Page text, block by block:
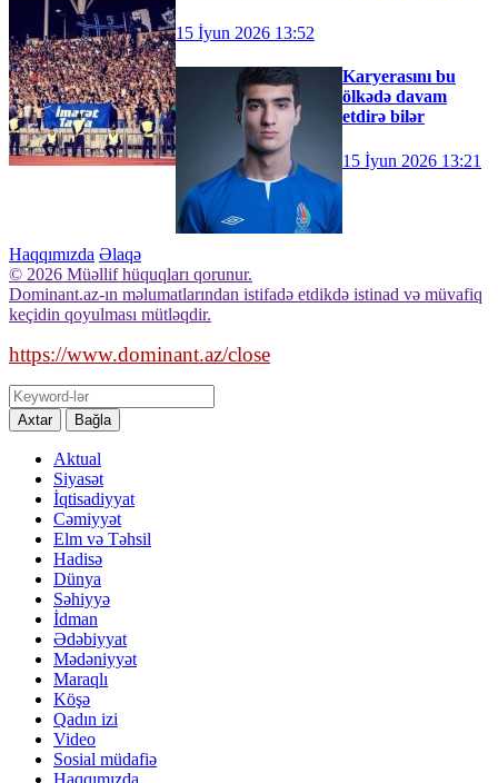
15 İyun 2026 13:52
Karyerasını bu
ölkədə davam
etdirə bilər
15 İyun 2026 13:21
Haqqımızda Əlaqə
© 2026 Müəllif hüquqları qorunur.
Dominant.az-ın məlumatlarından istifadə etdikdə istinad və müvafiq
keçidin qoyulması mütləqdir.
https://www.dominant.az/close
Axtar Bağla
Aktual
Siyasət
İqtisadiyyat
Cəmiyyət
Elm və Təhsil
Hadisə
Dünya
Səhiyyə
İdman
Ədəbiyyat
Mədəniyyət
Maraqlı
Köşə
Qadın izi
Video
Sosial müdafiə